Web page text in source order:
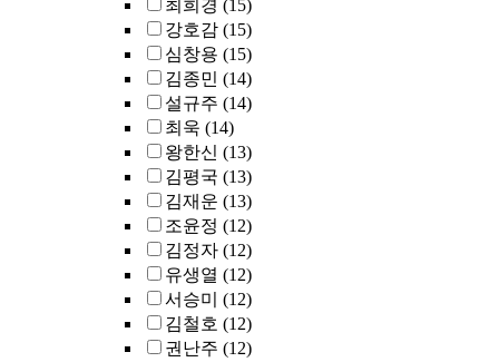
최희경 (15)
강호감 (15)
심창용 (15)
김종민 (14)
설규주 (14)
최욱 (14)
왕한신 (13)
김평국 (13)
김재운 (13)
조윤정 (12)
김정자 (12)
유생열 (12)
서승미
(12)
김철호 (12)
권난주 (12)